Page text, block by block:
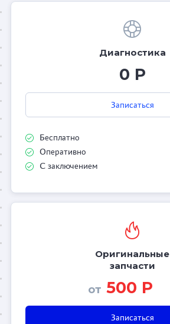
Диагностика
0 Р
Записаться
Бесплатно
Оперативно
С заключением
Оригинальные
запчасти
от 500 Р
Записаться